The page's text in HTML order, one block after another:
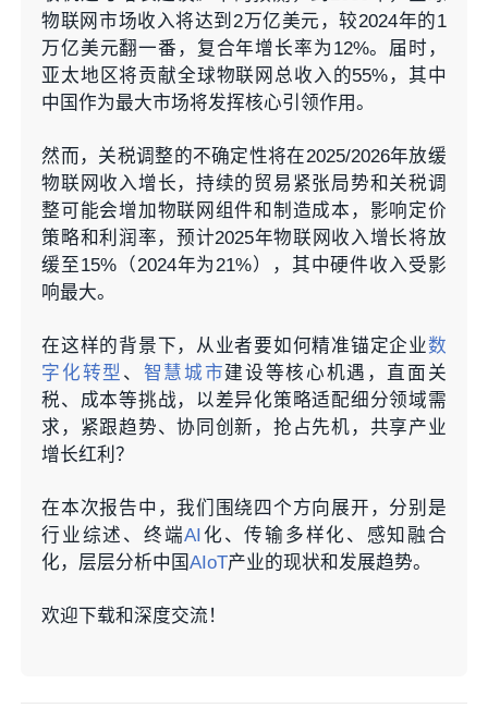
物联网市场收入将达到2万亿美元，较2024年的1
万亿美元翻一番，复合年增长率为12%。届时，
亚太地区将贡献全球物联网总收入的55%，其中
中国作为最大市场将发挥核心引领作用。
然而，关税调整的不确定性将在2025/2026年放缓
物联网收入增长，持续的贸易紧张局势和关税调
整可能会增加物联网组件和制造成本，影响定价
策略和利润率，预计2025年物联网收入增长将放
缓至15%（2024年为21%），其中硬件收入受影
响最大。
在这样的背景下，从业者要如何精准锚定企业数
字化转型 、 智慧城市建设等核心机遇，直面关
税、成本等挑战，以差异化策略适配细分领域需
求，紧跟趋势、协同创新，抢占先机，共享产业
增长红利？
在本次报告中，我们围绕四个方向展开，分别是
行业综述、终端AI化、传输多样化、感知融合
化，层层分析中国AIoT产业的现状和发展趋势。
欢迎下载和深度交流！